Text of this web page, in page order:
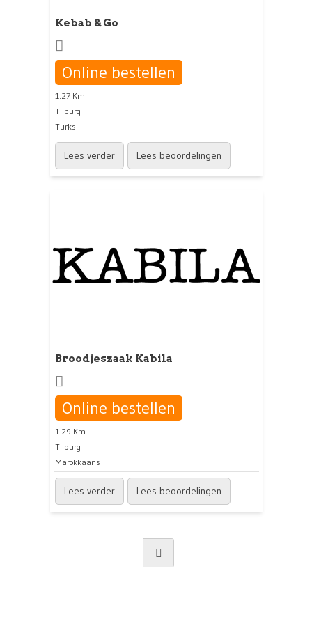
Kebab & Go
Online bestellen
1.27 Km
Tilburg
Turks
Lees verder Lees beoordelingen
Broodjeszaak Kabila
Online bestellen
1.29 Km
Tilburg
Marokkaans
Lees verder Lees beoordelingen